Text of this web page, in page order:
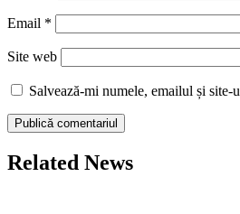
Email *
Site web
Salvează-mi numele, emailul și site-
Related News